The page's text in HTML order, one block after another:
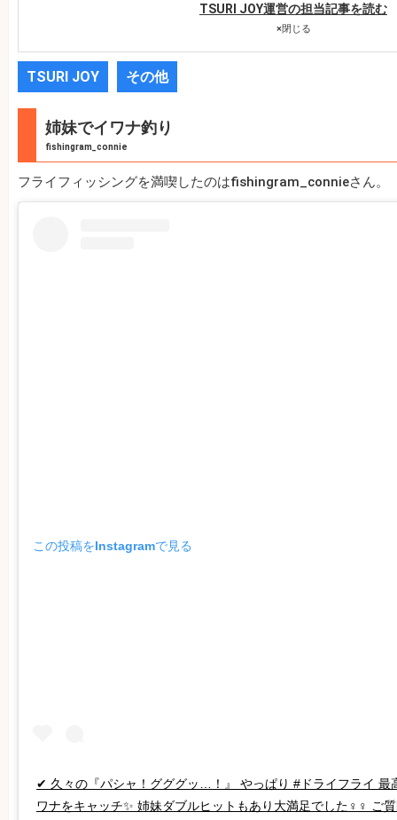
TSURI JOY運営の担当記事を読む
×閉じる
TSURI JOY その他
姉妹でイワナ釣り
fishingram_connie
フライフィッシングを満喫したのはfishingram_connieさん。
この投稿をInstagramで見る
✔ 久々の『パシャ！グググッ…！』 やっぱり #ドライフライ 最
ワナをキャッチ✨ 姉妹ダブルヒットもあり大満足でした‍♀️‍♀️ ご